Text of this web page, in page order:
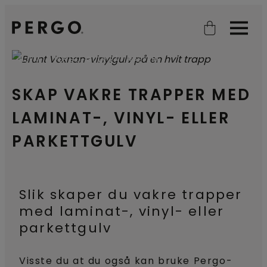
Open searchOpen
SKAP VAKRE TRAPPER MED
LAMINAT-, VINYL- ELLER
PARKETTGULV
HJEM PERGO-GULV PÅ TRAPPENE
Slik skaper du vakre trapper
med laminat-, vinyl- eller
parkettgulv
Visste du at du også kan bruke Pergo-